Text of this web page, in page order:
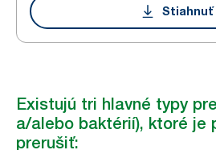
Stiahnuť
Existujú tri hlavné typy
a/alebo baktérií), ktoré je
prerušiť: